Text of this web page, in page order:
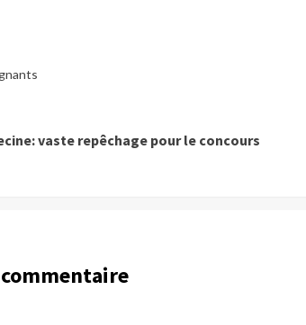
vaste repêchage pour le concours